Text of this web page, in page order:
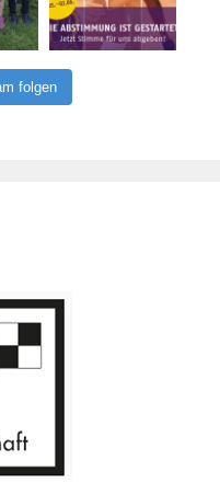
folgen